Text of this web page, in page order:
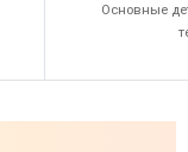
Основные